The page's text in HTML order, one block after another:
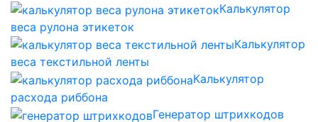
Калькулятор
веса рулона этикеток
Калькулятор
веса текстильной ленты
Калькулятор
расхода риббона
Генератор штрихкодов